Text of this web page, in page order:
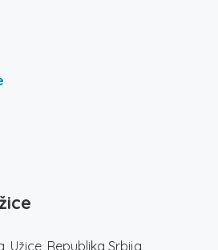
Užice, Republika Srbija